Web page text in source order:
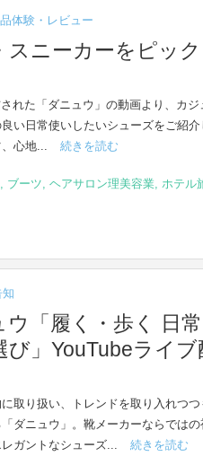
体験・レビュー
スニーカーをピック
れた「ダニュウ」の動画より、カジ
い日常使いしたいシューズをご紹介
心地...
続きを読む
, ブーツ, ヘアサロン理美容業, ホテル
ウ「履く・歩く 日常
」YouTubeライブ
取り扱い、トレンドを取り入れつつ
ダニュウ」。靴メーカーならではの
ガントなシューズ...
続きを読む